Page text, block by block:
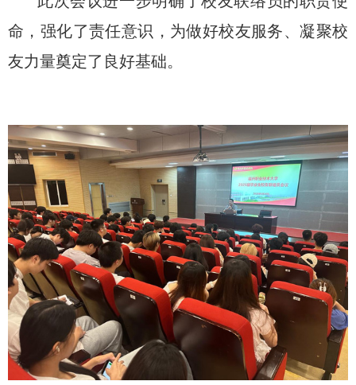
命，强化了责任意识，为做好校友服务、凝聚校
友力量奠定了良好基础。